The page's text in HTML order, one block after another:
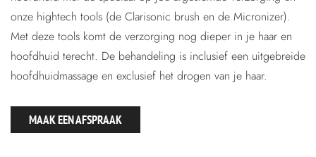
onze hightech tools (de Clarisonic brush en de Micronizer).
Met deze tools komt de verzorging nog dieper in je haar en
hoofdhuid terecht. De behandeling is inclusief een uitgebreide
hoofdhuidmassage en exclusief het drogen van je haar.
MAAK EEN AFSPRAAK